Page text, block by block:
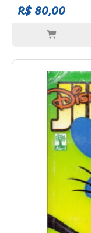
R$ 80,00